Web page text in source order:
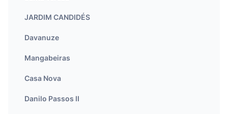
JARDIM CANDIDÉS
Davanuze
Mangabeiras
Casa Nova
Danilo Passos II